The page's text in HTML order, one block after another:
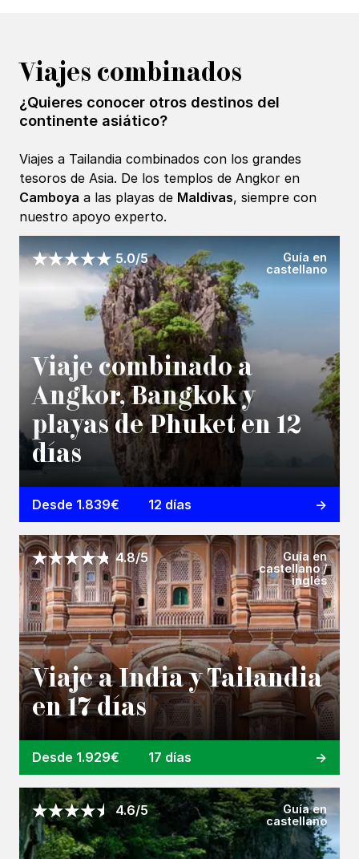
Viajes combinados
¿Quieres conocer otros destinos del
continente asiático?
Viajes a Tailandia combinados con los grandes
tesoros de Asia. De los templos de Angkor en
Camboya a las playas de Maldivas, siempre con
nuestro apoyo experto.
5.0/5
Guía en
castellano
Viaje combinado a
Angkor, Bangkok y
playas de Phuket en 12
días
Desde 1.839€ 12 días
4.8/5
Guía en
castellano /
inglés
Viaje a India y Tailandia
en 17 días
Desde 1.929€ 17 días
4.6/5
Guía en
castellano